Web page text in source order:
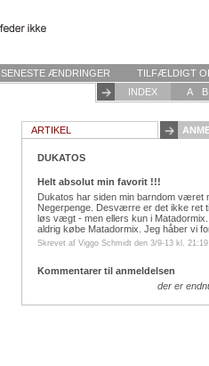
SENESTE ÆNDRINGER TILFÆLDIGT
INDEX
A B
ARTIKEL
DUKATOS
Helt absolut min favorit !!!
Dukatos har siden min barndom været
Negerpenge. Desværre er det ikke ret
løs vægt - men ellers kun i
aldrig købe Matadormix. Jeg håber vi
Skrevet af Viggo Schmidt den 3/9-13 kl. 21:19
Kommentarer til anmeldelsen
der er